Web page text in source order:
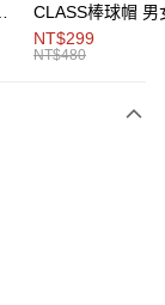
CLASS棒球帽 男
同
NT$299
NT$480